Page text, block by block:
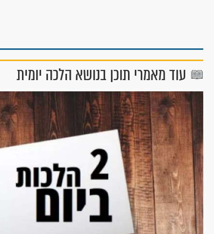
עוד מאמרי תוכן בנושא הלכה יומית